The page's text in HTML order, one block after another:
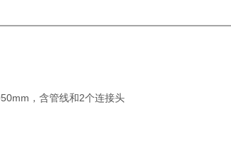
，含管线和2个连接头